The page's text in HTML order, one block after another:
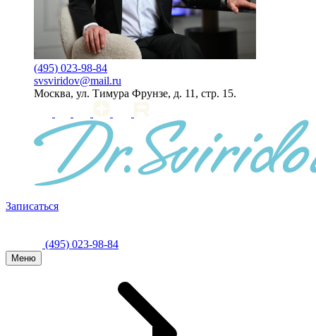
(495) 023-98-84
svsviridov@mail.ru
Москва, ул. Тимура Фрунзе, д. 11, стр. 15.
Записаться
(495) 023-98-84
Меню